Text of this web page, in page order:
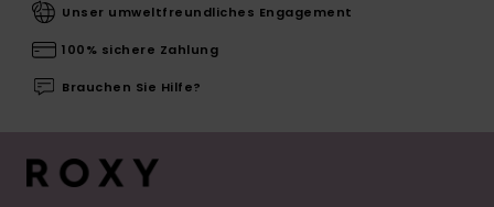
Unser umweltfreundliches Engagement
100% sichere Zahlung
Brauchen Sie Hilfe?